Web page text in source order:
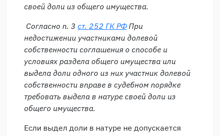
своей доли из общего имущества.
Согласно п. 3 ст. 252 ГК РФПри
недостижении участниками долевой
собственности соглашения о способе и
условиях раздела общего имущества или
выдела доли одного из них участник долевой
собственности вправе в судебном порядке
требовать выдела в натуре своей доли из
общего имущества.
Если выдел доли в натуре не допускается